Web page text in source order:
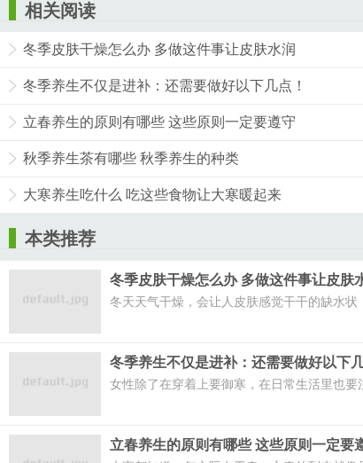
相关阅读
冬季皮肤干燥怎么办 多做这件事让皮肤水润
冬季养生不仅是进补：还需要做好以下几点！
立春养生的原则有哪些 这些原则一定要遵守
秋季养生茶有哪些 秋季养生的种类
大寒养生吃什么 吃这些食物让大寒暖起来
本类推荐
冬季皮肤干燥怎么办 多做这件事让皮肤
冬天天气干燥，会让人皮肤感觉干干的缺水
冬季养生不仅是进补：还需要做好以下几
女性除了在穿着上要御寒，在日常生活里也
立春养生的原则有哪些 这些原则一定要